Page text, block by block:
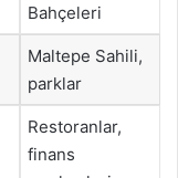
Bahçeleri
Maltepe Sahili,
parklar
Restoranlar,
finans